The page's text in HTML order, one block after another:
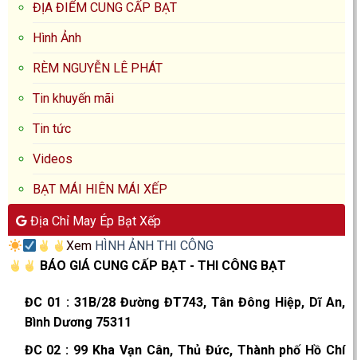
ĐỊA ĐIỂM CUNG CẤP BẠT
Hình Ảnh
RÈM NGUYỄN LÊ PHÁT
Tin khuyến mãi
Tin tức
Videos
BẠT MÁI HIÊN MÁI XẾP
Địa Chỉ May Ép Bạt Xếp
Xem HÌNH ẢNH THI CÔNG
BÁO GIÁ CUNG CẤP BẠT - THI CÔNG BẠT
ĐC 01 :31B/28 Đường ĐT743, Tân Đông Hiệp, Dĩ An,
Bình Dương 75311
ĐC 02 : 99 Kha Vạn Cân, Thủ Đức, Thành phố Hồ Chí